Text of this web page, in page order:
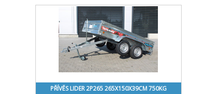
PŘÍVĚS LIDER 2P265 265X150X39CM 750KG